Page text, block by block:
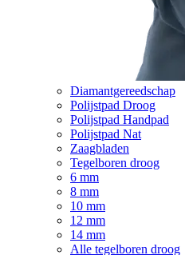
Diamantgereedschap
Polijstpad Droog
Polijstpad Handpad
Polijstpad Nat
Zaagbladen
Tegelboren droog
6 mm
8 mm
10 mm
12 mm
14 mm
Alle tegelboren droog